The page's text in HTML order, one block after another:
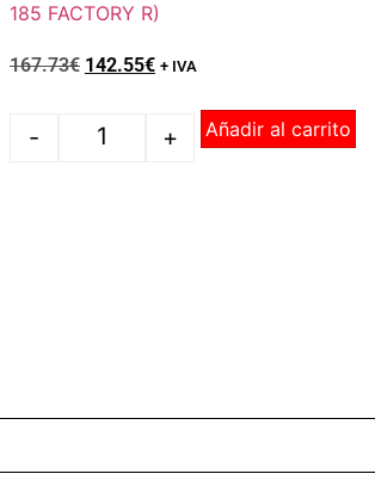
185 FACTORY R)
167.73€ 142.55€ + IVA
- + Añadir al carrito